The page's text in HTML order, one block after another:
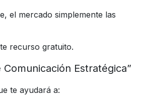
el mercado simplemente las
recurso gratuito.
Comunicación Estratégica”
te ayudará a: